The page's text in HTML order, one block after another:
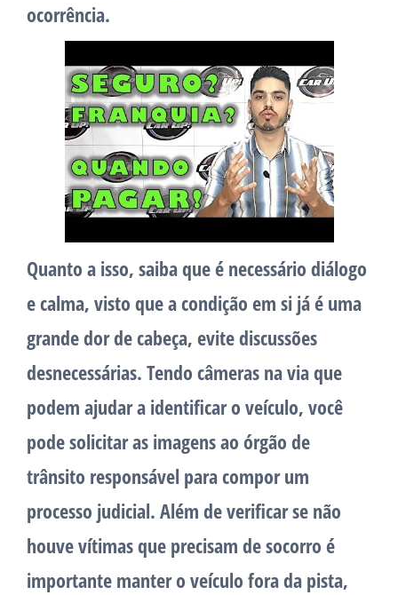
ocorrência.
Quanto a isso, saiba que é necessário diálogo
e calma, visto que a condição em si já é uma
grande dor de cabeça, evite discussões
desnecessárias. Tendo câmeras na via que
podem ajudar a identificar o veículo, você
pode solicitar as imagens ao órgão de
trânsito responsável para compor um
processo judicial. Além de verificar se não
houve vítimas que precisam de socorro é
importante manter o veículo fora da pista,